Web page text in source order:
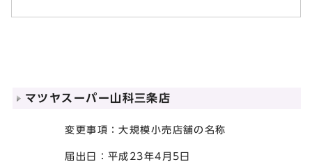
マツヤスーパー山科三条店
変更事項：大規模小売店舗の名称
届出日：平成23年4月5日